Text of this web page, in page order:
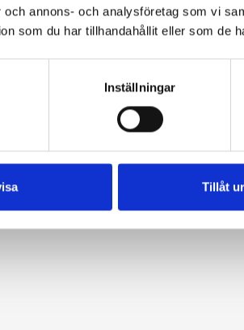
och annons- och analysföretag som vi
som du har tillhandahållit eller som de
Inställningar
Tillåt